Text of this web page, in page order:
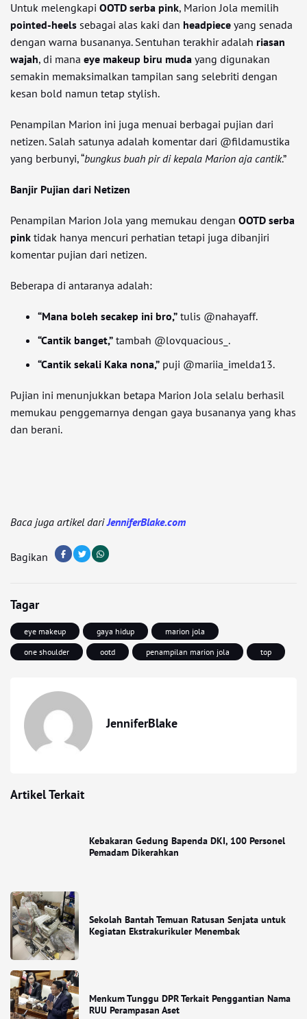
Untuk melengkapi OOTD serba pink, Marion Jola memilih
pointed-heels sebagai alas kaki dan headpiece yang senada
dengan warna busananya. Sentuhan terakhir adalah riasan
wajah, di mana eye makeup biru muda yang digunakan
semakin memaksimalkan tampilan sang selebriti dengan
kesan bold namun tetap stylish.
Penampilan Marion ini juga menuai berbagai pujian dari
netizen. Salah satunya adalah komentar dari @fildamustika
yang berbunyi, “bungkus buah pir di kepala Marion aja cantik.”
Banjir Pujian dari Netizen
Penampilan Marion Jola yang memukau dengan OOTD serba
pink tidak hanya mencuri perhatian tetapi juga dibanjiri
komentar pujian dari netizen.
Beberapa di antaranya adalah:
“Mana boleh secakep ini bro,” tulis @nahayaff.
“Cantik banget,” tambah @lovquacious_.
“Cantik sekali Kaka nona,” puji @mariia_imelda13.
Pujian ini menunjukkan betapa Marion Jola selalu berhasil
memukau penggemarnya dengan gaya busananya yang khas
dan berani.
Baca juga artikel dariJenniferBlake.com
Bagikan
Tagar
eye makeup gaya hidup
marion jola
one shoulder
ootd penampilan marion jola top
JenniferBlake
Artikel Terkait
Kebakaran Gedung Bapenda DKI, 100 Personel
Pemadam Dikerahkan
Sekolah Bantah Temuan Ratusan Senjata untuk
Kegiatan Ekstrakurikuler Menembak
Menkum Tunggu DPR Terkait Penggantian Nama
RUU Perampasan Aset